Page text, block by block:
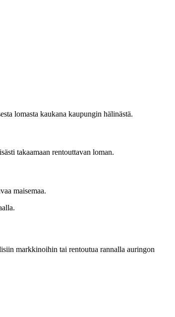
lomasta kaukana kaupungin hälinästä.
takaamaan rentouttavan loman.
maisemaa.
markkinoihin tai rentoutua rannalla auringon